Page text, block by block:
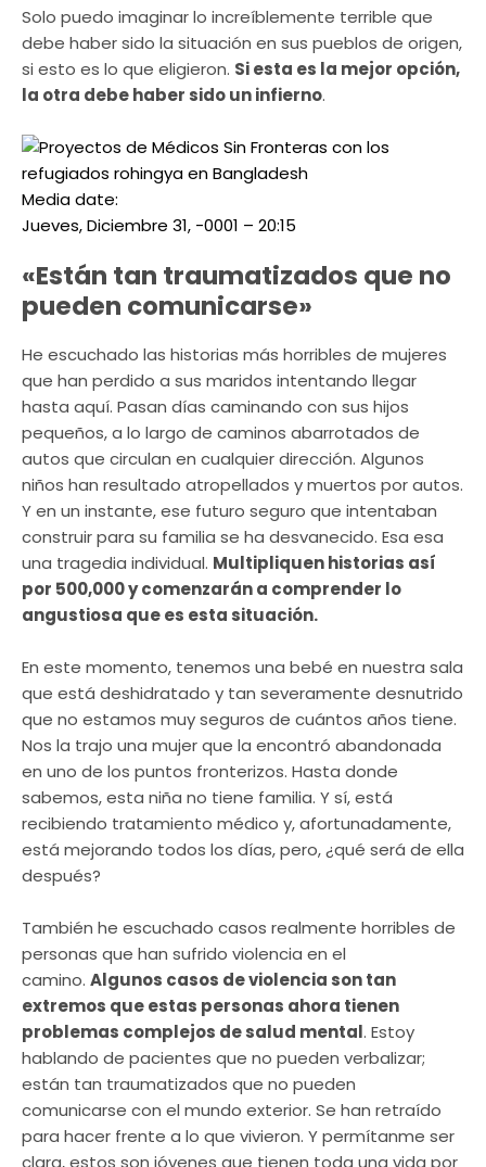
Solo puedo imaginar lo increíblemente terrible que
debe haber sido la situación en sus pueblos de origen,
si esto es lo que eligieron. Si esta es la mejor opción,
la otra debe haber sido un infierno.
Media date:
Jueves, Diciembre 31, -0001 – 20:15
«Están tan traumatizados que no
pueden comunicarse»
He escuchado las historias más horribles de mujeres
que han perdido a sus maridos intentando llegar
hasta aquí. Pasan días caminando con sus hijos
pequeños, a lo largo de caminos abarrotados de
autos que circulan en cualquier dirección. Algunos
niños han resultado atropellados y muertos por autos.
Y en un instante, ese futuro seguro que intentaban
construir para su familia se ha desvanecido. Esa esa
una tragedia individual. Multipliquen historias así
por 500,000 y comenzarán a comprender lo
angustiosa que es esta situación.
En este momento, tenemos una bebé en nuestra sala
que está deshidratado y tan severamente desnutrido
que no estamos muy seguros de cuántos años tiene.
Nos la trajo una mujer que la encontró abandonada
en uno de los puntos fronterizos. Hasta donde
sabemos, esta niña no tiene familia. Y sí, está
recibiendo tratamiento médico y, afortunadamente,
está mejorando todos los días, pero, ¿qué será de ella
después?
También he escuchado casos realmente horribles de
personas que han sufrido violencia en el
camino. Algunos casos de violencia son tan
extremos que estas personas ahora tienen
problemas complejos de salud mental. Estoy
hablando de pacientes que no pueden verbalizar;
están tan traumatizados que no pueden
comunicarse con el mundo exterior. Se han retraído
para hacer frente a lo que vivieron. Y permítanme ser